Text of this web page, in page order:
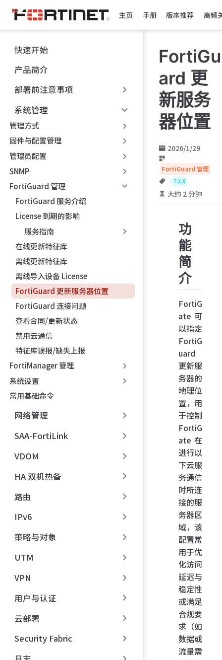
跳
至
主
內
容
主页 手册 版本推荐 高频
快速开始
产品简介
部署前注意事项
系统管理
管理方式
固件与配置管理
管理员配置
SNMP
FortiGuard 管理
FortiGuard 服务介绍
License 到期的影响
服务指南
在线更新特征库
离线更新特征库
离线导入设备 License
FortiGuard 更新服务器位置
FortiGuard 连接问题
查看合同/更新状态
禁用云通信
特征库误报/缺失上报
FortiManager 管理
系统设置
常用基础命令
网络管理
SAA-FortiLink
VDOM
HA 双机热备
路由
IPv6
策略与对象
UTM
VPN
用户与认证
云部署
Security Fabric
FortiGu
ard 更
新服务
器位置
2026/1/29
FortiGuard 管理
7.X.X
大约 2 分钟
功
能
简
介
FortiG
ate 可
以指定
FortiG
uard
更新服
务器的
地理位
置，用
于控制
FortiG
ate 在
进行以
下云服
务通信
时所连
接的服
务器区
域，该
配置常
用于优
化访问
延迟与
稳定性
或满足
合规要
求（如
数据或
流量需